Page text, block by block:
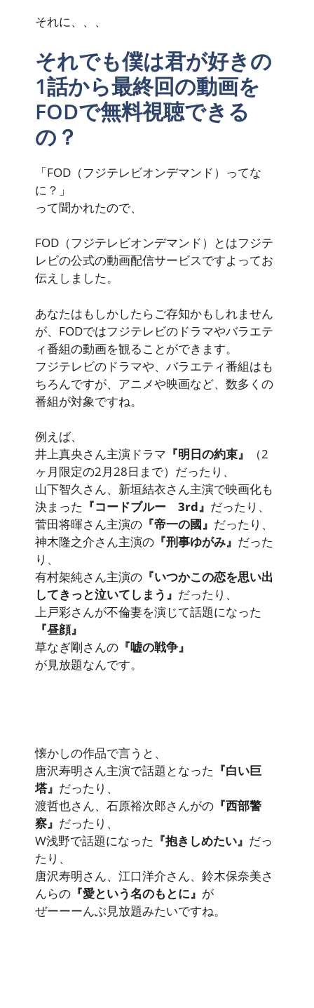
それに、、、
それでも僕は君が好きの
1話から最終回の動画を
FODで無料視聴できる
の？
「FOD（フジテレビオンデマンド）ってな
に？」
って聞かれたので、
FOD（フジテレビオンデマンド）とはフジテ
レビの公式の動画配信サービスですよってお
伝えしました。
あなたはもしかしたらご存知かもしれません
が、FODではフジテレビのドラマやバラエテ
ィ番組の動画を観ることができます。
フジテレビのドラマや、バラエティ番組はも
ちろんですが、アニメや映画など、数多くの
番組が対象ですね。
例えば、
井上真央さん主演ドラマ 『明日の約束』
（2
ヶ月限定の2月28日まで）だったり、
山下智久さん、新垣結衣さん主演で映画化も
決まった 『コードブルー 3rd』 だったり、
菅田将暉さん主演の 『帝一の國』 だったり、
神木隆之介さん主演の 『刑事ゆがみ』 だった
り、
有村架純さん主演の 『いつかこの恋を思い出
してきっと泣いてしまう』 だったり、
上戸彩さんが不倫妻を演じて話題になった
『昼顔』
草なぎ剛さんの 『嘘の戦争』
が見放題なんです。
懐かしの作品で言うと、
唐沢寿明さん主演で話題となった 『白い巨
塔』 だったり、
渡哲也さん、石原裕次郎さんがの 『西部警
察』 だったり、
W浅野で話題になった 『抱きしめたい』 だっ
たり、
唐沢寿明さん、江口洋介さん、鈴木保奈美さ
んらの 『愛という名のもとに』 が
ぜーーーんぶ見放題みたいですね。